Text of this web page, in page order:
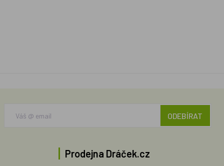
ODEBÍRAT
Prodejna Dráček.cz